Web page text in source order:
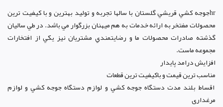
hrجوجه کشي قريشي گلستان با سالها تجربه و توليد بهترين و با کيفيت ترين
محصولات مفتخر به ارائه خدمات به هم ميهنان بزرگوار مي باشد. در طي ساليان
گذشته صادرات محصولات ما و رضايتمندي مشتريان نيز يکي از افتخارات
مجموعه ماست.
افزايش درامد پايدار
مناسب ترين قيمت و باکيفيت ترين قطعات
اقساط بلند مدت دستگاه جوجه کشي و لوازم دستگاه جوجه کشي و لوازم
مرغداری